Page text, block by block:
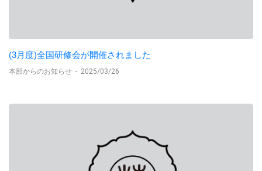
(3月度)全国研修会が開催されました
本部からのお知らせ - 2025/03/26